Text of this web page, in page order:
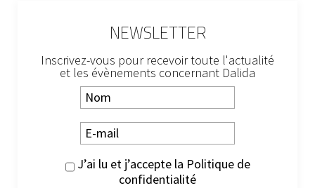
NEWSLETTER
Inscrivez-vous pour recevoir toute l'actualité
et les évènements concernant Dalida
J’ai lu et j’accepte la Politique de
confidentialité